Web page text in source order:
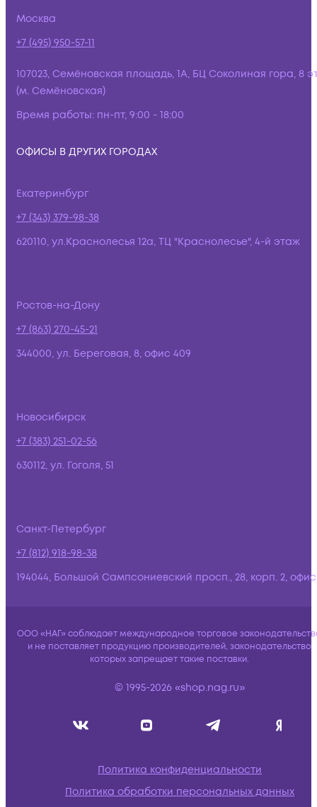
Москва
+7 (495) 950-57-11
107023, Семёновская площадь, 1А, БЦ Соколиная гора, 8
(м. Семёновская)
Время работы: пн-пт, 9:00 - 18:00
ОФИСЫ В ДРУГИХ ГОРОДАХ
Екатеринбург
+7 (343) 379-98-38
620110, ул.Краснолесья 12а, ТЦ "Краснолесье", 4-й этаж
Ростов-на-Дону
+7 (863) 270-45-21
344000, ул. Береговая, 8, офис 409
Новосибирск
+7 (383) 251-02-56
630112, ул. Гоголя, 51
Санкт-Петербург
+7 (812) 918-98-38
194044, Большой Сампсониевский просп., 28, корп. 2,
ООО «НАГ» соблюдает международное торговое
и не поставляет продукцию производителей, законодательство
которых запрещает такие поставки.
© 1995-2026 «shop.nag.ru»
Политика конфиденциальности
Политика обработки персональных данных